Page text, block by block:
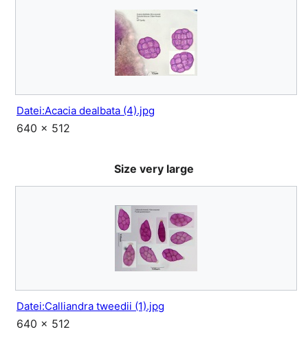
Datei:Acacia dealbata (4).jpg
640 × 512
Size very large
Datei:Calliandra tweedii (1).jpg
640 × 512